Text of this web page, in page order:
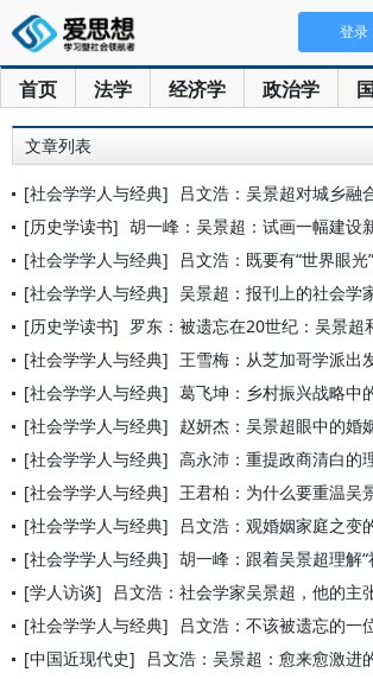
首页 法学 经济学 政治学
登录
文章列表
[社会学学人与经典]
吕文浩：吴景超对城乡融
[历史学读书] 胡一峰：吴景超：试画一幅建设新中国的蓝
[社会学学人与经典]
吕文浩：既要有“世界眼光”也要有“
[社会学学人与经典] 吴景超：报刊上的社会学
[历史学读书] 罗东：被遗忘在20世纪：吴景超
[社会学学人与经典] 王雪梅：从芝加哥学派出
[社会学学人与经典] 葛飞坤：乡村振兴战略中的人才问题——
[社会学学人与经典] 赵妍杰：吴景超眼中的婚
[社会学学人与经典] 高永沛：重提政商清白的
[社会学学人与经典] 王君柏：为什么要重温吴景超的“
[社会学学人与经典]
吕文浩：观婚姻家庭之变
[社会学学人与经典] 胡一峰：跟着吴景超理解“
[学人访谈]
吕文浩：社会学家吴景超，他的主张是少
[社会学学人与经典]
吕文浩：不该被遗忘的一位前瞻性的社
[中国近现代史]
吕文浩：吴景超：愈来愈激进